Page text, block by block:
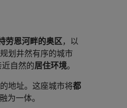
劳恩河畔的奥区，以
划井然有序的城市
自然的居住环境。
地址。这座城市将都
为一体。